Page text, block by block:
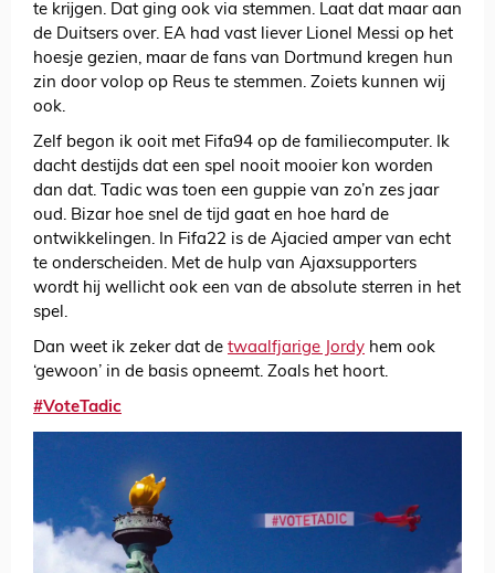
te krijgen. Dat ging ook via stemmen. Laat dat maar aan
de Duitsers over. EA had vast liever Lionel Messi op het
hoesje gezien, maar de fans van Dortmund kregen hun
zin door volop op Reus te stemmen. Zoiets kunnen wij
ook.
Zelf begon ik ooit met Fifa94 op de familiecomputer. Ik
dacht destijds dat een spel nooit mooier kon worden
dan dat. Tadic was toen een guppie van zo’n zes jaar
oud. Bizar hoe snel de tijd gaat en hoe hard de
ontwikkelingen. In Fifa22 is de Ajacied amper van echt
te onderscheiden. Met de hulp van Ajaxsupporters
wordt hij wellicht ook een van de absolute sterren in het
spel.
Dan weet ik zeker dat de twaalfjarige Jordy hem ook
‘gewoon’ in de basis opneemt. Zoals het hoort.
#VoteTadic